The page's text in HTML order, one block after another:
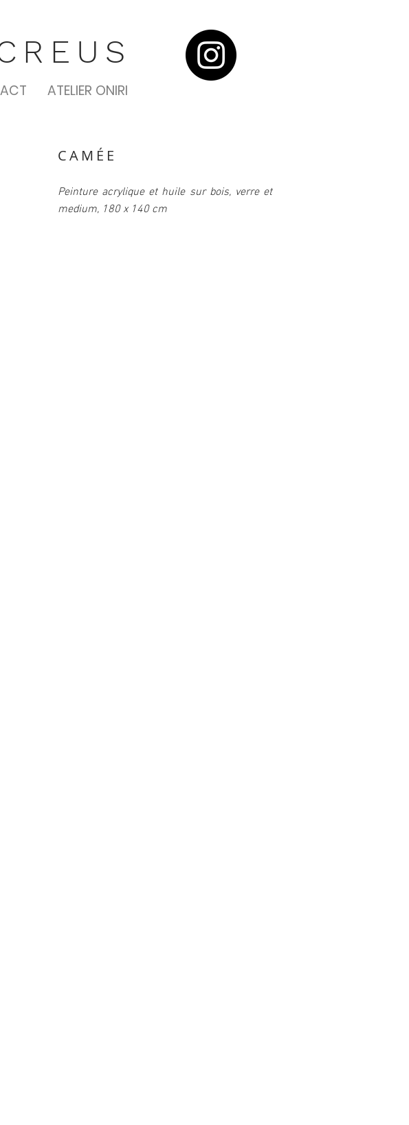
ATELIER ONIRI
CAMÉE
Peinture acrylique et huile sur bois, verre et
medium, 180 x 140 cm